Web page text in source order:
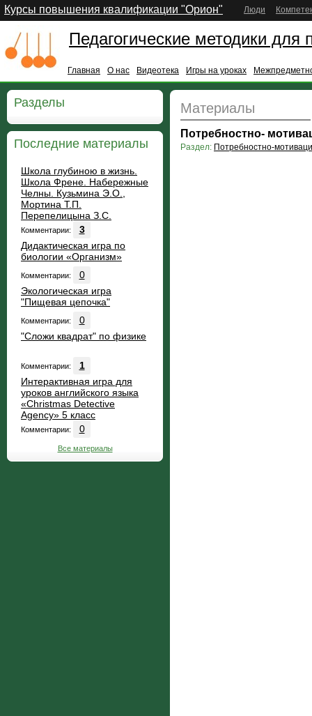
Курсы повышения квалификации "Орион" Люди
Педагогические методики для
Главная О нас Видеотека Игры на уроках
Разделы
Последние материалы
Школа глубиною в жизнь.
Школа Френе. Набережные
Челны. Кузьмина Э.О.,
Мортина Т.П.
Перепелицына З.С.
Комментарии:
3
Дидактическая игра по
биологии «Организм»
Комментарии:
0
Экологическая игра
"Пищевая цепочка"
Комментарии:
0
"Сложи квадрат" по физике
Комментарии:
1
Интерактивная игра для
уроков английского языка
«Christmas Detective
Agency» 5 класс
Комментарии: 0
Все материалы
Материалы
Потребностно-
Раздел: Потребностно-